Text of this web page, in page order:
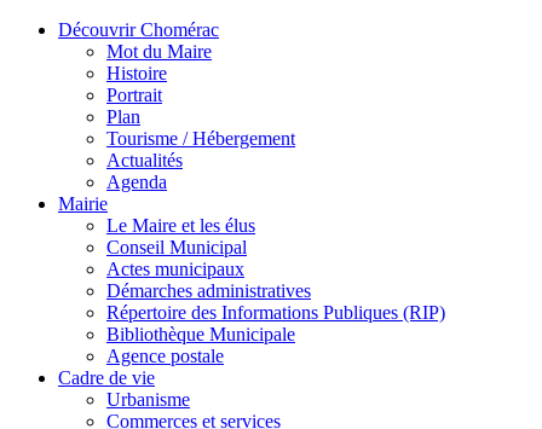
Découvrir Chomérac
Mot du Maire
Histoire
Portrait
Plan
Tourisme / Hébergement
Actualités
Agenda
Mairie
Le Maire et les élus
Conseil Municipal
Actes municipaux
Démarches administratives
Répertoire des Informations Publiques (RIP)
Bibliothèque Municipale
Agence postale
Cadre de vie
Urbanisme
Commerces et services